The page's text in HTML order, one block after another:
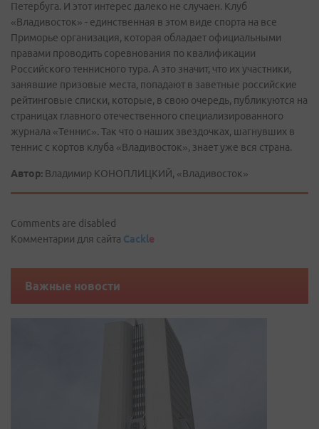
Петербуга. И этот интерес далеко не случаен. Клуб
«Владивосток» - единственная в этом виде спорта на все
Приморье организация, которая обладает официальными
правами проводить соревнования по квалификации
Российского теннисного тура. А это значит, что их участники,
занявшие призовые места, попадают в заветные российские
рейтинговые списки, которые, в свою очередь, публикуются на
страницах главного отечественного специализированного
журнала «Теннис». Так что о наших звездочках, шагнувших в
теннис с кортов клуба «Владивосток», знает уже вся страна.
Автор: Владимир КОНОПЛИЦКИЙ, «Владивосток»
Comments are disabled
Комментарии для сайта Cackle
Важные новости